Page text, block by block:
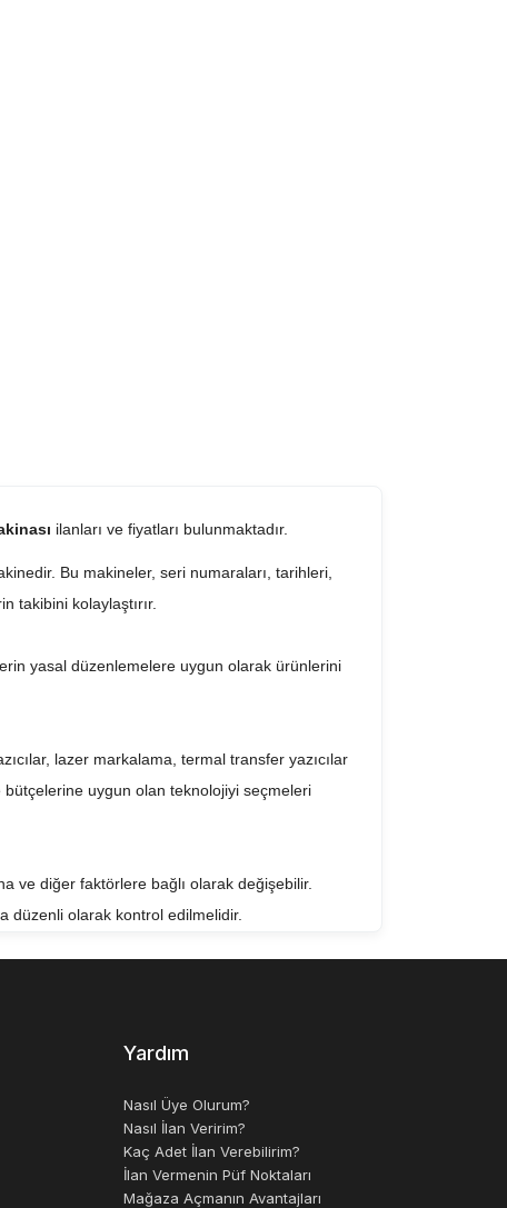
ilanları ve fiyatları bulunmaktadır.
Bu makineler, seri numaraları, tarihleri,
takibini kolaylaştırır.
yasal düzenlemelere uygun olarak ürünlerini
lazer markalama, termal transfer yazıcılar
bütçelerine uygun olan teknolojiyi seçmeleri
ve diğer faktörlere bağlı olarak değişebilir.
düzenli olarak kontrol edilmelidir.
Yardım
Nasıl Üye Olurum?
Nasıl İlan Veririm?
Kaç Adet İlan Verebilirim?
İlan Vermenin Püf Noktaları
Mağaza Açmanın Avantajları